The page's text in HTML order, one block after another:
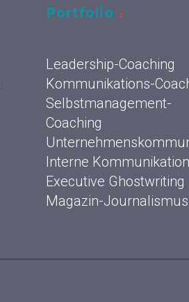
Portfolio
Leadership-Coaching
Kommunikations-
Selbstmanagement-
Coaching
Interne Kommunikation
Executive Ghostwriting
Magazin-Journalismus